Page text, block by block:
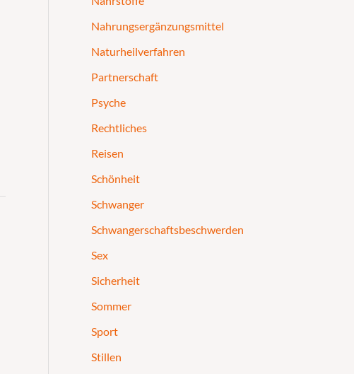
Nahrungsergänzungsmittel
Naturheilverfahren
Partnerschaft
Psyche
Rechtliches
Reisen
Schönheit
Schwanger
Schwangerschaftsbeschwerden
Sex
Sicherheit
Sommer
Sport
Stillen